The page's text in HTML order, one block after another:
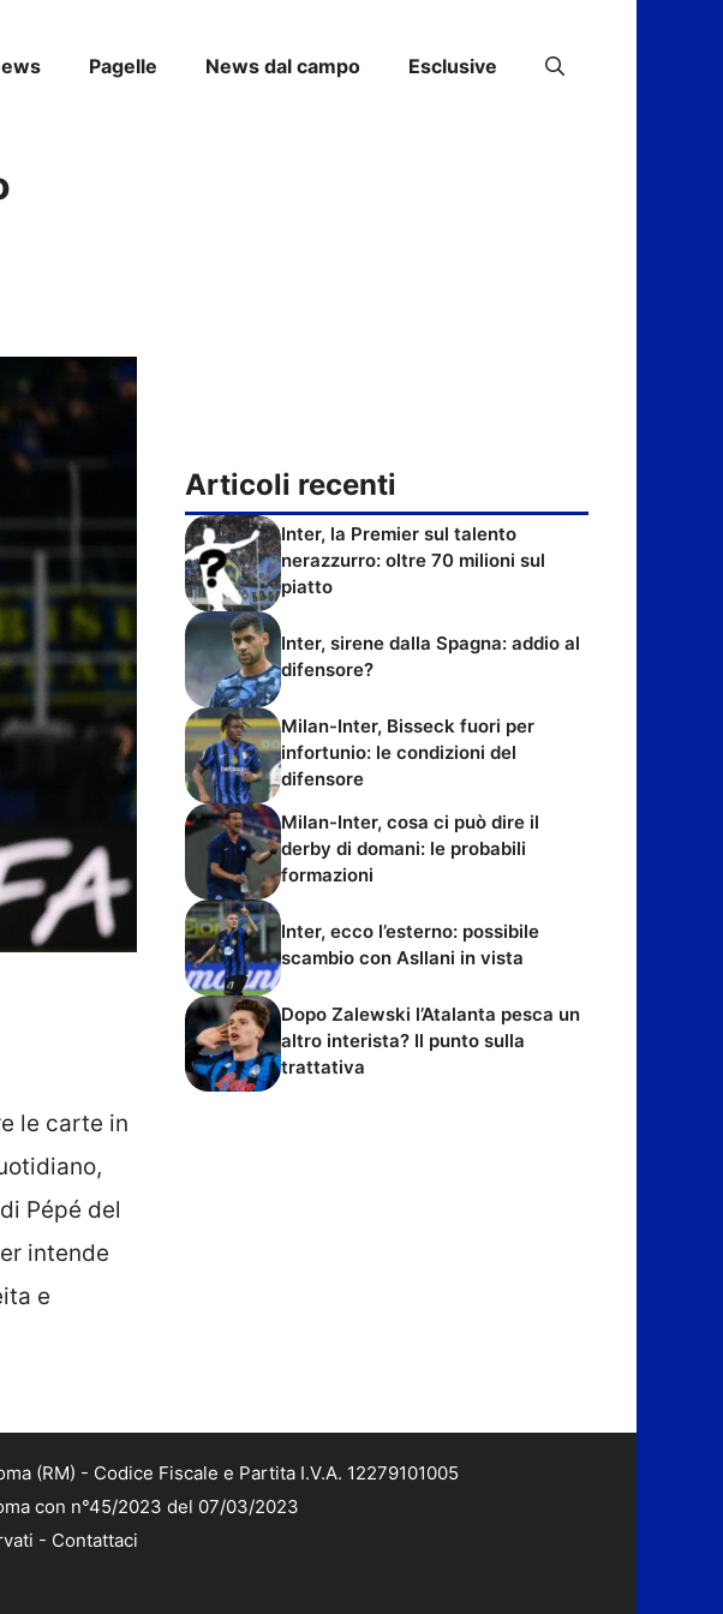
Pagelle News dal campo Esclusive
le carte in
Pépé del
intende
e
Articoli recenti
Inter, la Premier sul talento
nerazzurro: oltre 70 milioni sul
piatto
Inter, sirene dalla Spagna: addio al
difensore?
Milan-Inter, Bisseck fuori per
infortunio: le condizioni del
difensore
Milan-Inter, cosa ci può dire il
derby di domani: le probabili
formazioni
Inter, ecco l’esterno: possibile
scambio con Asllani in vista
Dopo Zalewski l’Atalanta pesca un
altro interista? Il punto sulla
trattativa
(RM) - Codice Fiscale e Partita I.V.A. 12279101005
con n°45/2023 del 07/03/2023
- Contattaci